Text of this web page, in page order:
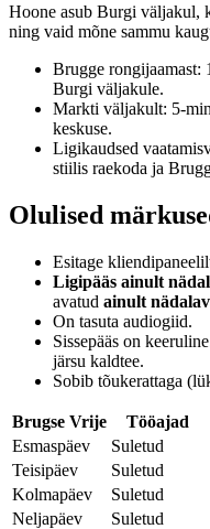
Hoone asub Burgi väljakul,
ning vaid mõne sammu
Brugge rongijaamast:
Burgi väljakule.
Markti väljakult: 5-
keskuse.
Ligikaudsed
stiilis raekoda ja
Olulised
Esitage
Ligipääs ainult
avatud ainult
On tasuta audiogiid.
Sissepääs on
järsu kaldtee.
Sobib tõukerattaga
Brugse Vrije
Tööajad
Esmaspäev
Suletud
Teisipäev
Suletud
Kolmapäev
Suletud
Neljapäev
Suletud